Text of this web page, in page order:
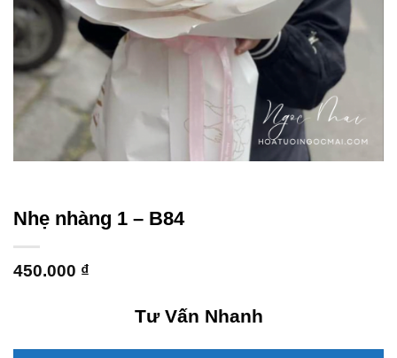
Nhẹ nhàng 1 – B84
450.000 ₫
Tư Vấn Nhanh